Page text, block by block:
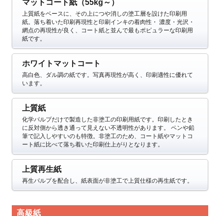
マットコート紙（55kg～）
上質紙をベースに、その上につや消しの塗工層を設けた印刷用
紙。落ち着いた印刷再現性と印刷インキの着肉性・ 濃度・光沢・
網点の再現性が良く、コート紙と並んで最もポピュラーな印刷用
紙です。
ホワイトマットコート
高白色、ダル調の紙です。写真再現性が高く、印刷適性に優れて
います。
上質紙
化学パルプだけで製造した非塗工の印刷用紙です。印刷したとき
に反対側から透き通って見えない不透明性があります。 ペンや鉛
筆で記入しやすいのも特徴。非塗工のため、コート紙やマットコ
ート紙に比べて落ち着いた印刷仕上がりとなります。
上質再生紙
再生パルプを配合し、紙表面が非塗工で上質仕様の再生紙です。
高級紙